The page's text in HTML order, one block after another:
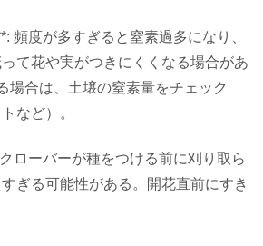
頻度が多すぎると窒素過多になり、
て花や実がつきにくくなる場合があ
場合は、土壌の窒素量をチェック
など）。
ローバーが種をつける前に刈り取ら
ぎる可能性がある。開花直前にすき